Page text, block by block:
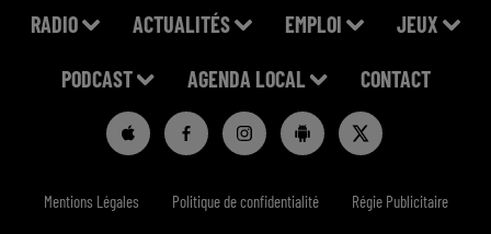
RADIO ACTUALITÉS EMPLOI JEUX
PODCAST AGENDA LOCAL CONTACT
Mentions Légales Politique de confidentialité Régie Publicitaire